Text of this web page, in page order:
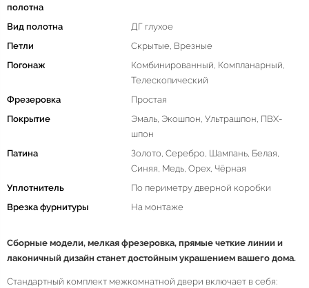
полотна
Вид полотна
ДГ глухое
Петли
Скрытые, Врезные
Погонаж
Комбинированный, Компланарный,
Телескопический
Фрезеровка
Простая
Покрытие
Эмаль, Экошпон, Ультрашпон, ПВХ-
шпон
Патина
Золото, Серебро, Шампань, Белая,
Синяя, Медь, Орех, Чёрная
Уплотнитель
По периметру дверной коробки
Врезка фурнитуры
На монтаже
Сборные модели, мелкая фрезеровка, прямые четкие линии и
лаконичный дизайн станет достойным украшением вашего дома.
Стандартный комплект межкомнатной двери включает в себя: